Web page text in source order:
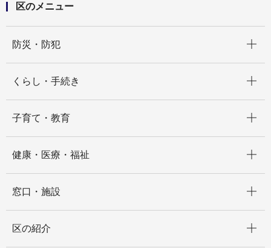
区のメニュー
防災・防犯
くらし・手続き
子育て・教育
健康・医療・福祉
窓口・施設
区の紹介